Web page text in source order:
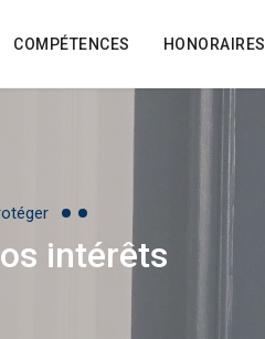
COMPÉTENCES HONORAIRES
intérêts